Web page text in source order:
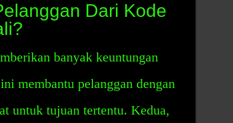
Dari Kode
banyak keuntungan
membantu pelanggan dengan
untuk tujuan tertentu. Kedua,